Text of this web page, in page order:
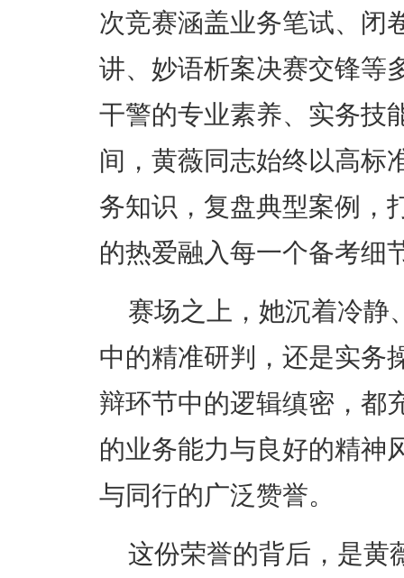
次竞赛涵盖业务笔试、闭
讲、妙语析案决赛交锋等
干警的专业素养、实务技
间，黄薇同志始终以高标
务知识，复盘典型案例，
的热爱融入每一个备考细
赛场之上，她沉着冷静
中的精准研判，还是实务
辩环节中的逻辑缜密，都
的业务能力与良好的精神
与同行的广泛赞誉。
这份荣誉的背后，是黄